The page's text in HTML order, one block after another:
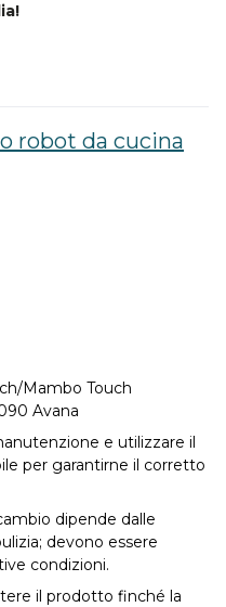
robot da cucina
Mambo Touch
Avana
e utilizzare il
per garantirne il corretto
dipende dalle
devono essere
condizioni.
il prodotto finché la